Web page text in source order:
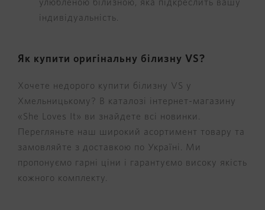
улюбленою білизною, яка підкреслить вашу
індивідуальність.
Як купити оригінальну білизну VS?
Хочете недорого купити білизну VS у
Хмельницькому? В каталозі інтернет-магазину
«She Loves It» ви знайдете всі новинки.
Перегляньте наш широкий асортимент товару та
замовляйте з доставкою по Україні. Ми
пропонуємо гарні ціни і гарантуємо високу якість
кожного комплекту.